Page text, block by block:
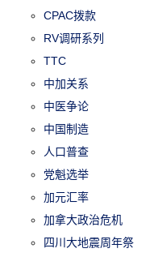
CPAC拨款
RV调研系列
TTC
中加关系
中医争论
中国制造
人口普查
党魁选举
加元汇率
加拿大政治危机
四川大地震周年祭